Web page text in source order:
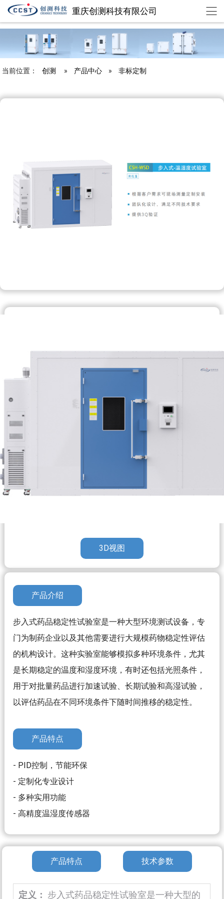
重庆创测科技有限公司
欢迎来到重庆创测科技有限公司 chuangce@cqccst.com
当前位置： 创测 » 产品中心 » 非标定制
3D视图
产品介绍
步入式药品稳定性试验室是一种大型环境测试设备，专
门为制药企业以及其他需要进行大规模药物稳定性评估
的机构设计。这种实验室能够模拟多种环境条件，尤其
是长期稳定的温度和湿度环境，有时还包括光照条件，
用于对批量药品进行加速试验、长期试验和高湿试验，
以评估药品在不同环境条件下随时间推移的稳定性。
产品特点
- PID控制，节能环保
- 定制化专业设计
- 多种实用功能
- 高精度温湿度传感器
产品特点 技术参数
定义： 步入式药品稳定性试验室是一种大型的